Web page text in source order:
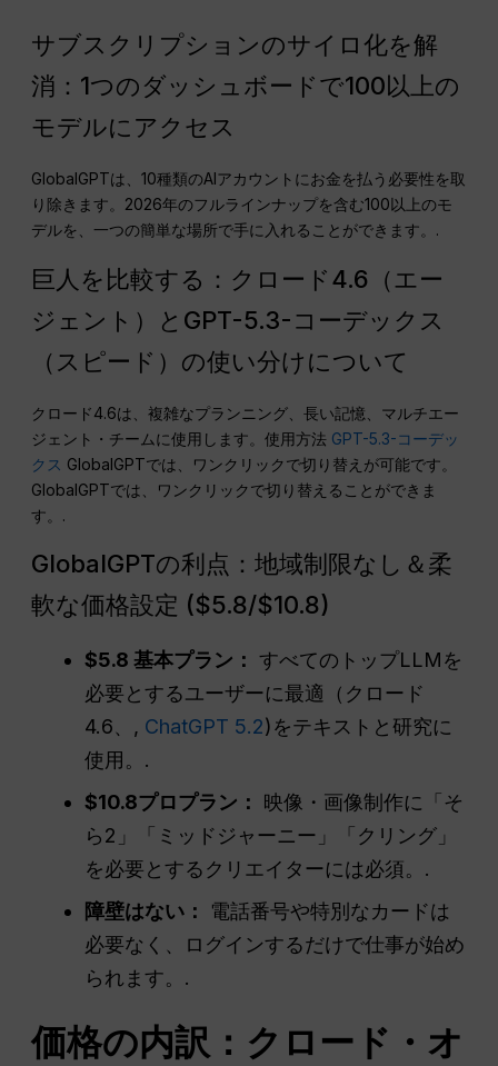
サブスクリプションのサイロ化を解
消：1つのダッシュボードで100以上の
モデルにアクセス
GlobalGPTは、10種類のAIアカウントにお金を払う必要性を取
り除きます。2026年のフルラインナップを含む100以上のモ
デルを、一つの簡単な場所で手に入れることができます。.
巨人を比較する：クロード4.6（エー
ジェント）とGPT-5.3-コーデックス
（スピード）の使い分けについて
クロード4.6は、複雑なプランニング、長い記憶、マルチエー
ジェント・チームに使用します。使用方法 GPT-5.3-コーデッ
クス GlobalGPTでは、ワンクリックで切り替えが可能です。
GlobalGPTでは、ワンクリックで切り替えることができま
す。.
GlobalGPTの利点：地域制限なし＆柔
軟な価格設定 ($5.8/$10.8)
$5.8 基本プラン： すべてのトップLLMを
必要とするユーザーに最適（クロード
4.6、, ChatGPT 5.2)をテキストと研究に
使用。.
$10.8プロプラン：
映像・画像制作に「そ
ら2」「ミッドジャーニー」「クリング」
を必要とするクリエイターには必須。.
障壁はない：
電話番号や特別なカードは
必要なく、ログインするだけで仕事が始め
られます。.
価格の内訳：クロード・オ